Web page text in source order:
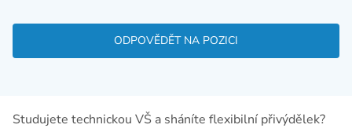
ODPOVĚDĚT NA POZICI
Studujete technickou VŠ a sháníte flexibilní přivýdělek?